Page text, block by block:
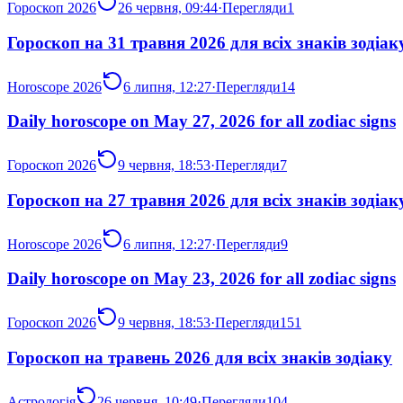
Гороскоп 2026 26 червня, 09:44·Перегляди1
Гороскоп на 31 травня 2026 для всіх знаків
Horoscope 2026 6 липня, 12:27·Перегляди14
Daily horoscope on May 27, 2026 for all zodiac signs
Гороскоп 2026 9 червня, 18:53·Перегляди7
Гороскоп на 27 травня 2026 для всіх знаків
Horoscope 2026 6 липня, 12:27·Перегляди9
Daily horoscope on May 23, 2026 for all zodiac signs
Гороскоп 2026 9 червня, 18:53·Перегляди151
Гороскоп на травень 2026 для всіх знаків зодіаку